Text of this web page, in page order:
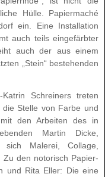
Hülle. Papiermaché
ein. Eine Installation
auch teils eingefärbter
auch der aus einem
„Stein“ bestehenden
Schreiners treten
Stelle von Farbe und
den Arbeiten des in
Martin Dicke,
Malerei, Collage,
den notorisch Papier-
und Rita Eller: Die eine